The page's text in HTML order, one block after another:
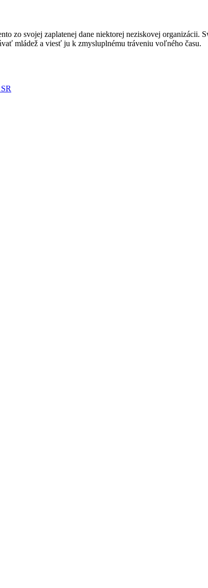
zo svojej zaplatenej dane niektorej neziskovej
mládež a viesť ju k zmysluplnému tráveniu voľného času.